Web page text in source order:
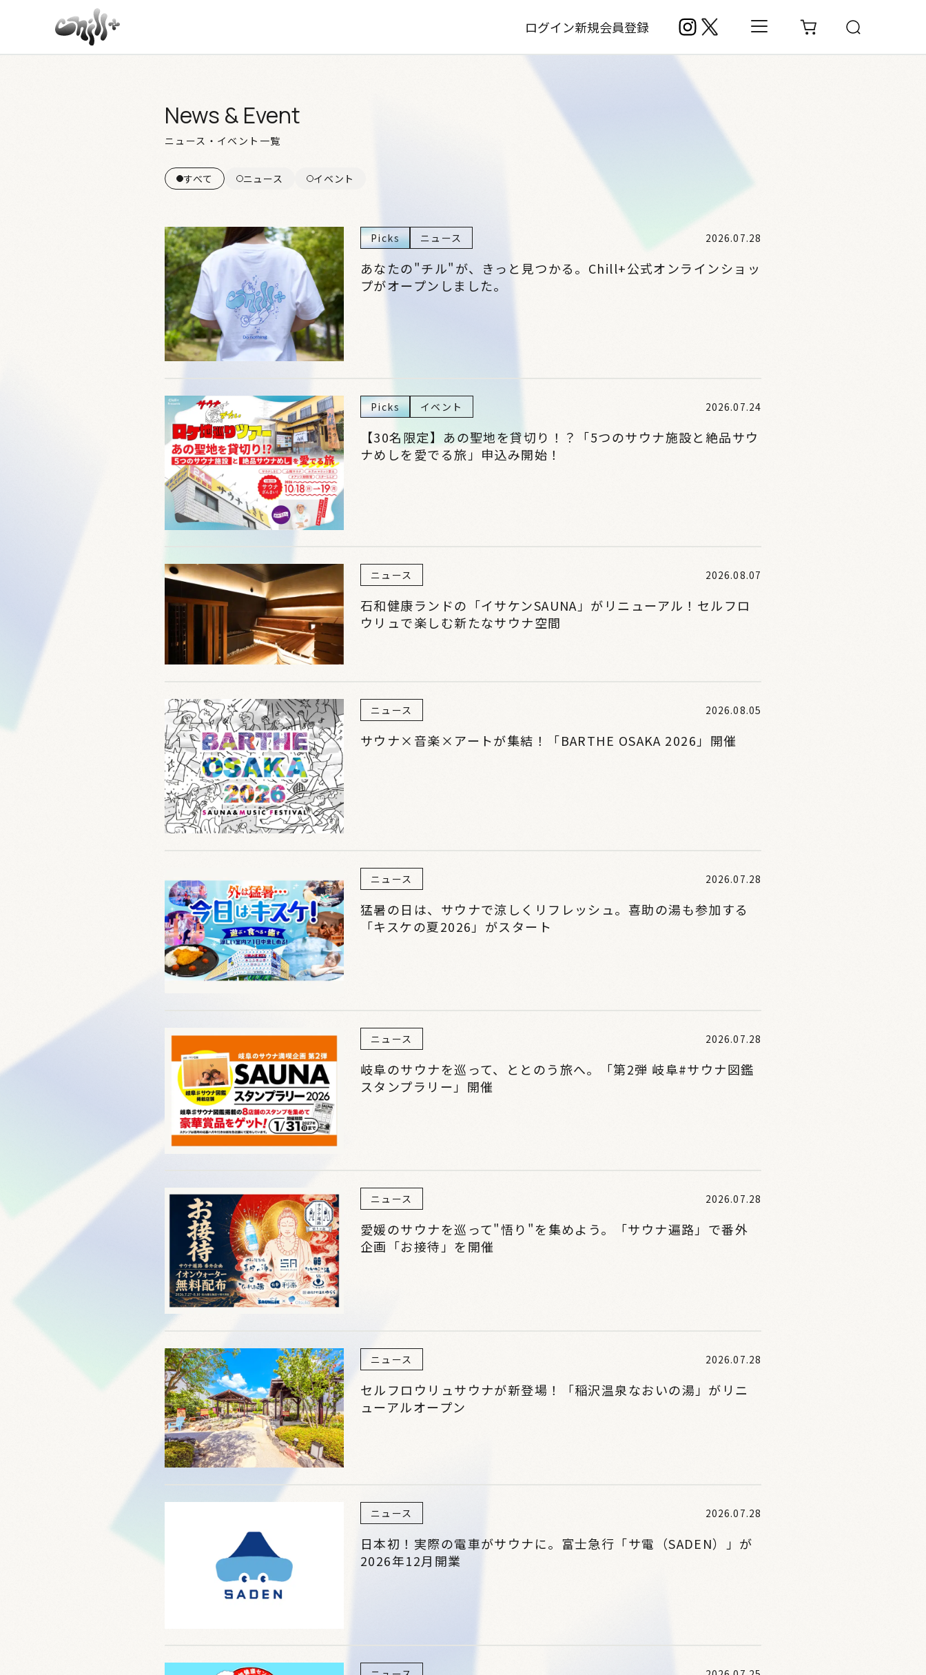
ログイン新規会員登録
News & Event
ニュース・イベント一覧
すべて ニュース イベント
Picks ニュース 2026.07.28
あなたの"チル"が、きっと見つかる。Chill+公式オンラインショッ
プがオープンしました。
Picks イベント 2026.07.24
【30名限定】あの聖地を貸切り！？「5つのサウナ施設と絶品サウ
ナめしを愛でる旅」申込み開始！
ニュース 2026.08.07
石和健康ランドの「イサケンSAUNA」がリニューアル！セルフロ
ウリュで楽しむ新たなサウナ空間
ニュース 2026.08.05
サウナ×音楽×アートが集結！「BARTHE OSAKA 2026」開催
ニュース 2026.07.28
猛暑の日は、サウナで涼しくリフレッシュ。喜助の湯も参加する
「キスケの夏2026」がスタート
ニュース 2026.07.28
岐阜のサウナを巡って、ととのう旅へ。「第2弾 岐阜#サウナ図鑑
スタンプラリー」開催
ニュース 2026.07.28
愛媛のサウナを巡って"悟り"を集めよう。「サウナ遍路」で番外
企画「お接待」を開催
ニュース 2026.07.28
セルフロウリュサウナが新登場！「稲沢温泉なおいの湯」がリニ
ューアルオープン
ニュース 2026.07.28
日本初！実際の電車がサウナに。富士急行「サ電（SADEN）」が
2026年12月開業